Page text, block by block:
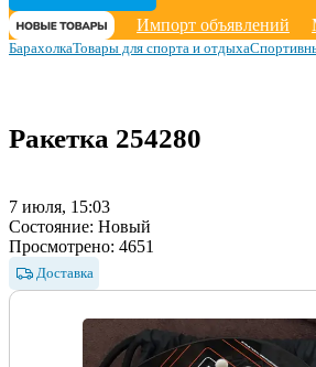
Импорт объявлений
БарахолкаТовары для спорта и отдыха
Ракетка 254280
7 июля, 15:03
Состояние: Новый
Просмотрено: 4651
Доставка